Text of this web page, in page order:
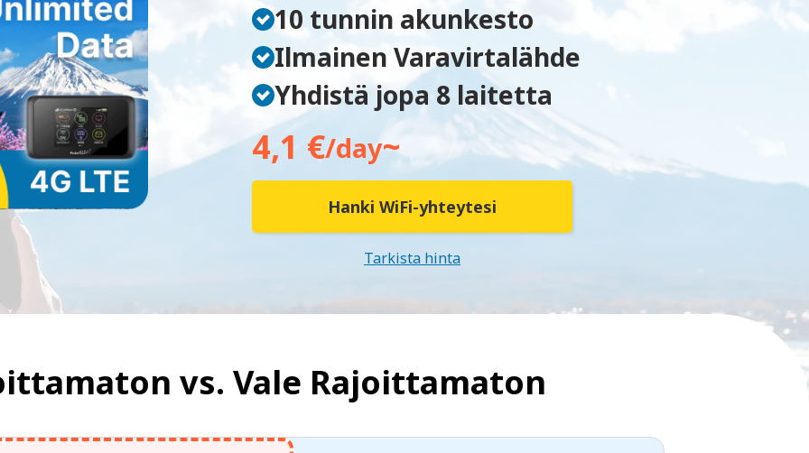
10 tunnin akunkesto
Ilmainen Varavirtalähde
Yhdistä jopa 8 laitetta
4,1 €/day~
Hanki WiFi-yhteytesi
Tarkista hinta
vs. Vale Rajoittamaton